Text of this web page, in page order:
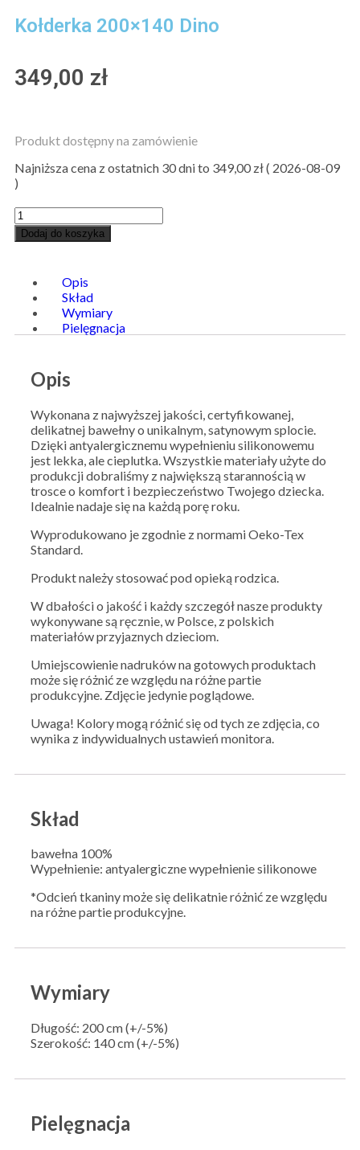
Kołderka 200×140 Dino
349,00 zł
Produkt dostępny na zamówienie
Najniższa cena z ostatnich 30 dni to 349,00 zł( 2026-08-09
)
Dodaj do koszyka
Opis
Skład
Wymiary
Pielęgnacja
Opis
Wykonana z najwyższej jakości, certyfikowanej,
delikatnej bawełny o unikalnym, satynowym splocie.
Dzięki antyalergicznemu wypełnieniu silikonowemu
jest lekka, ale cieplutka. Wszystkie materiały użyte do
produkcji dobraliśmy z największą starannością w
trosce o komfort i bezpieczeństwo Twojego dziecka.
Idealnie nadaje się na każdą porę roku.
Wyprodukowano je zgodnie z normami Oeko-Tex
Standard.
Produkt należy stosować pod opieką rodzica.
W dbałości o jakość i każdy szczegół nasze produkty
wykonywane są ręcznie, w Polsce, z polskich
materiałów przyjaznych dzieciom.
Umiejscowienie nadruków na gotowych produktach
może się różnić ze względu na różne partie
produkcyjne. Zdjęcie jedynie poglądowe.
Uwaga! Kolory mogą różnić się od tych ze zdjęcia, co
wynika z indywidualnych ustawień monitora.
Skład
bawełna 100%
Wypełnienie: antyalergiczne wypełnienie silikonowe
*Odcień tkaniny może się delikatnie różnić ze względu
na różne partie produkcyjne.
Wymiary
Długość: 200 cm (+/-5%)
Szerokość: 140 cm (+/-5%)
Pielęgnacja